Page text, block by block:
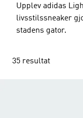
Upplev adidas
livsstilssneaker
stadens gator.
35 resultat